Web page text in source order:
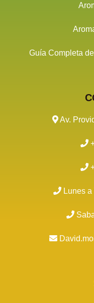
Guía Completa
Av.
Lunes